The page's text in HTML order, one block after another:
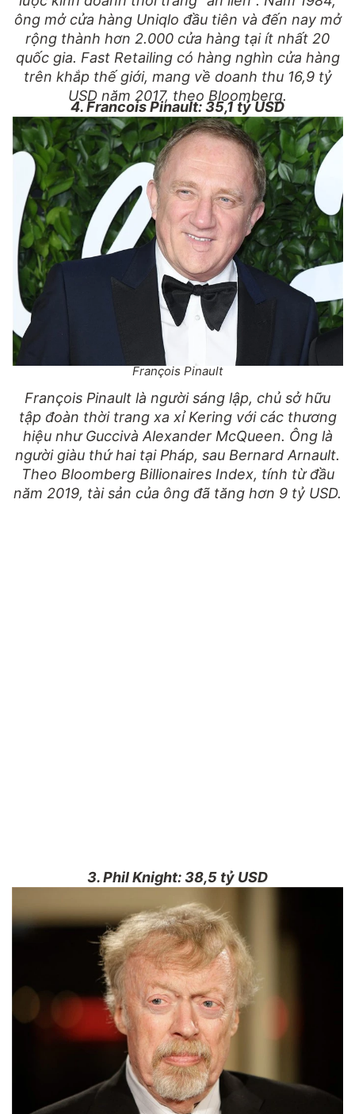
ông mở cửa hàng Uniqlo đầu tiên và đến nay mở
rộng thành hơn 2.000 cửa hàng tại ít nhất 20
quốc gia. Fast Retailing có hàng nghìn cửa hàng
trên khắp thế giới, mang về doanh thu 16,9 tỷ
USD năm 2017, theo Bloomberg.
4. Francois Pinault: 35,1 tỷ USD
François Pinault
François Pinault là người sáng lập, chủ sở hữu
tập đoàn thời trang xa xỉ Kering với các thương
hiệu như Guccivà Alexander McQueen. Ông là
người giàu thứ hai tại Pháp, sau Bernard Arnault.
Theo Bloomberg Billionaires Index, tính từ đầu
năm 2019, tài sản của ông đã tăng hơn 9 tỷ USD.
3. Phil Knight: 38,5 tỷ USD